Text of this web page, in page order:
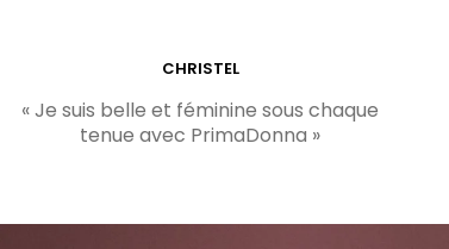
CHRISTEL
« Je suis belle et féminine sous chaque
tenue avec PrimaDonna »